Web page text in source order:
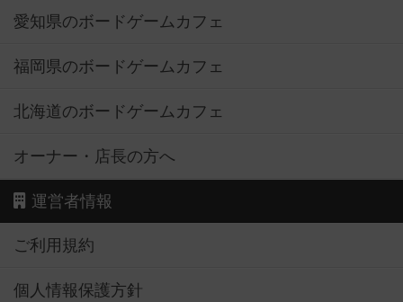
愛知県のボードゲームカフェ
福岡県のボードゲームカフェ
北海道のボードゲームカフェ
オーナー・店長の方へ
運営者情報
ご利用規約
個人情報保護方針